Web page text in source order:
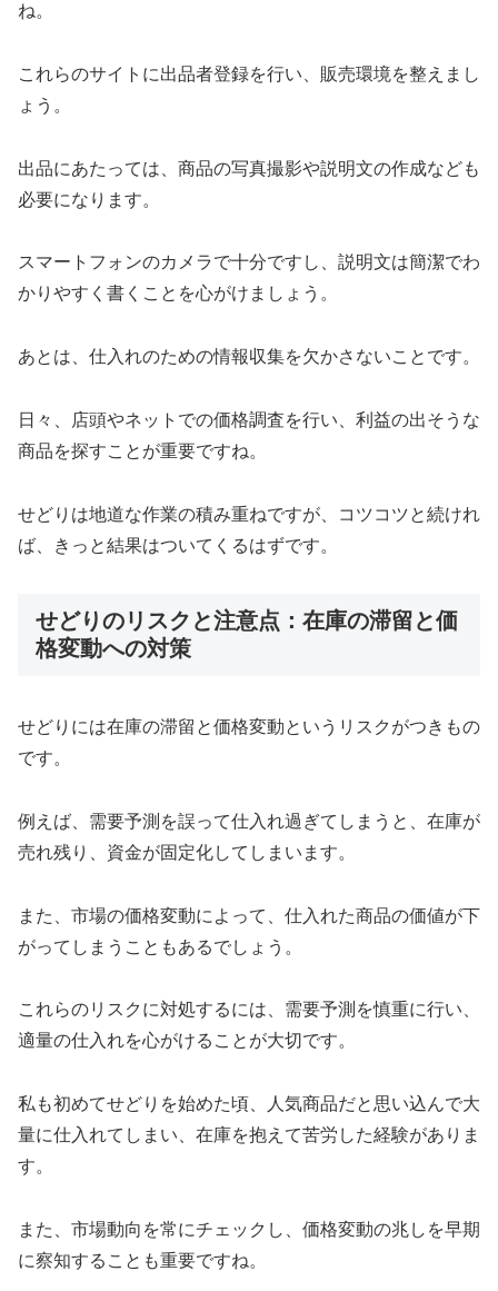
ね。
これらのサイトに出品者登録を行い、販売環境を整えまし
ょう。
出品にあたっては、商品の写真撮影や説明文の作成なども
必要になります。
スマートフォンのカメラで十分ですし、説明文は簡潔でわ
かりやすく書くことを心がけましょう。
あとは、仕入れのための情報収集を欠かさないことです。
日々、店頭やネットでの価格調査を行い、利益の出そうな
商品を探すことが重要ですね。
せどりは地道な作業の積み重ねですが、コツコツと続けれ
ば、きっと結果はついてくるはずです。
せどりのリスクと注意点：在庫の滞留と価
格変動への対策
せどりには在庫の滞留と価格変動というリスクがつきもの
です。
例えば、需要予測を誤って仕入れ過ぎてしまうと、在庫が
売れ残り、資金が固定化してしまいます。
また、市場の価格変動によって、仕入れた商品の価値が下
がってしまうこともあるでしょう。
これらのリスクに対処するには、需要予測を慎重に行い、
適量の仕入れを心がけることが大切です。
私も初めてせどりを始めた頃、人気商品だと思い込んで大
量に仕入れてしまい、在庫を抱えて苦労した経験がありま
す。
また、市場動向を常にチェックし、価格変動の兆しを早期
に察知することも重要ですね。